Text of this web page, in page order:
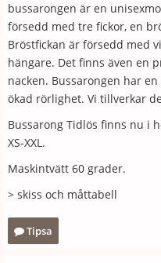
bussarongen är en
försedd med tre fickor, en
Bröstfickan är försedd med
hängare. Det finns även en
nacken. Bussarongen har
ökad rörlighet. Vi tillverkar
Bussarong Tidlös finns nu i
XS-XXL.
Maskintvätt 60 grader.
> skiss och måttabell
Tipsa